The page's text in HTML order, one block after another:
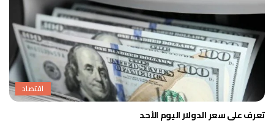
اقتصاد
تعرف على سعر الدولار اليوم الأحد